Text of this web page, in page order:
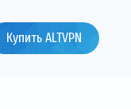
Купить ALTVPN